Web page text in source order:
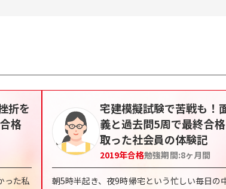
折を
格
った私
宅建模擬試験で苦戦も！
義と過去問5周で最終合
取った社会員の体験記
2019年合格勉強期間:8ヶ月間
朝5時半起き、夜9時帰宅という忙しい毎日の